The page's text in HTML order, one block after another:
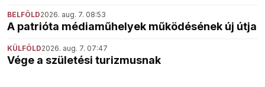
BELFÖLD2026. aug. 7. 08:53
A patrióta médiaműhelyek működésének új útja
KÜLFÖLD2026. aug. 7. 07:47
Vége a születési turizmusnak